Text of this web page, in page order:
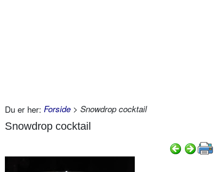
Du er her: Forside > Snowdrop cocktail
Snowdrop cocktail